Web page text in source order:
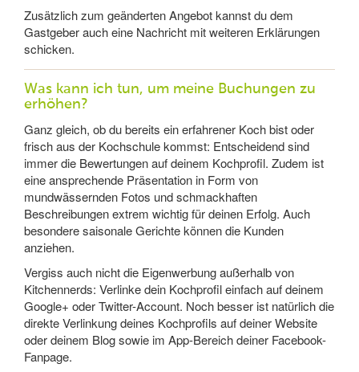
Zusätzlich zum geänderten Angebot kannst du dem
Gastgeber auch eine Nachricht mit weiteren Erklärungen
schicken.
Was kann ich tun, um meine Buchungen zu
erhöhen?
Ganz gleich, ob du bereits ein erfahrener Koch bist oder
frisch aus der Kochschule kommst: Entscheidend sind
immer die Bewertungen auf deinem Kochprofil. Zudem ist
eine ansprechende Präsentation in Form von
mundwässernden Fotos und schmackhaften
Beschreibungen extrem wichtig für deinen Erfolg. Auch
besondere saisonale Gerichte können die Kunden
anziehen.
Vergiss auch nicht die Eigenwerbung außerhalb von
Kitchennerds: Verlinke dein Kochprofil einfach auf deinem
Google+ oder Twitter-Account. Noch besser ist natürlich die
direkte Verlinkung deines Kochprofils auf deiner Website
oder deinem Blog sowie im App-Bereich deiner Facebook-
Fanpage.